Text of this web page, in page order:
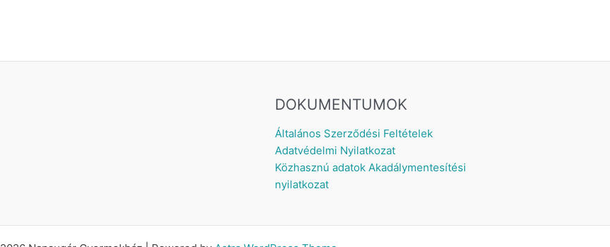
DOKUMENTUMOK
Általános Szerződési Feltételek
Adatvédelmi Nyilatkozat
Közhasznú adatok Akadálymentesítési
nyilatkozat